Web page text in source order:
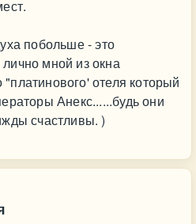
побольше - это
мной из окна
отеля который
Анекс......будь они
счастливы. )